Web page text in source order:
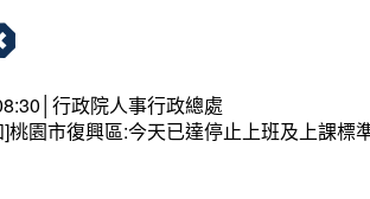
行政院人事行政總處
桃園市復興區:今天已達停止上班及上課